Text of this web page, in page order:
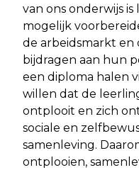
van ons onderwijs
mogelijk
de arbeidsmarkt en
bijdragen aan hun
een diploma halen
willen dat de
ontplooit en zich
sociale en
samenleving.
ontplooien,